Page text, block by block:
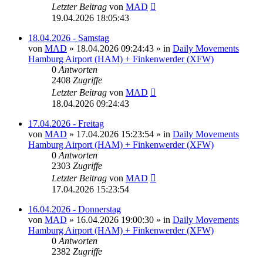
Letzter Beitrag von MAD
19.04.2026 18:05:43
18.04.2026 - Samstag
von MAD » 18.04.2026 09:24:43 » in Daily Movements
Hamburg Airport (HAM) + Finkenwerder (XFW)
0 Antworten
2408 Zugriffe
Letzter Beitrag von MAD
18.04.2026 09:24:43
17.04.2026 - Freitag
von MAD » 17.04.2026 15:23:54 » in Daily Movements
Hamburg Airport (HAM) + Finkenwerder (XFW)
0 Antworten
2303 Zugriffe
Letzter Beitrag von MAD
17.04.2026 15:23:54
16.04.2026 - Donnerstag
von MAD » 16.04.2026 19:00:30 » in Daily Movements
Hamburg Airport (HAM) + Finkenwerder (XFW)
0 Antworten
2382 Zugriffe